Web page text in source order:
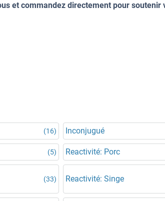
et commandez directement pour soutenir
(16) Inconjugué
(5) Reactivité: Porc
(33) Reactivité: Singe